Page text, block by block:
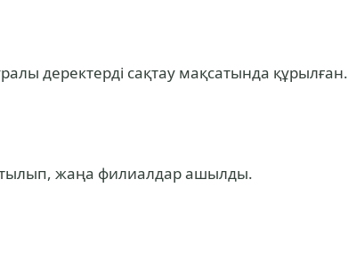
деректерді сақтау мақсатында құрылған.
жаңа филиалдар ашылды.